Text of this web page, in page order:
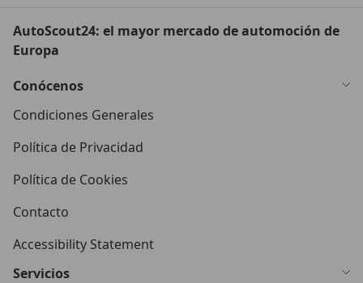
AutoScout24: el mayor mercado de automoción de
Europa
Conócenos
Condiciones Generales
Política de Privacidad
Política de Cookies
Contacto
Accessibility Statement
Servicios